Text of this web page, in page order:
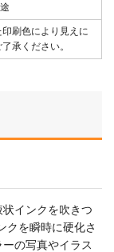
刷色により見えに
承ください。
インクを吹きつ
クを瞬時に硬化さ
の写真やイラス